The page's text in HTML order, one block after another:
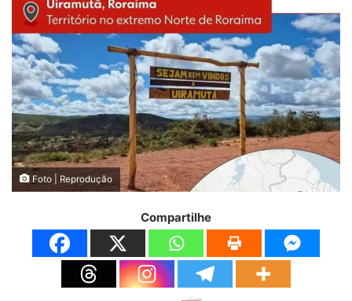
Foto | Reprodução
Compartilhe